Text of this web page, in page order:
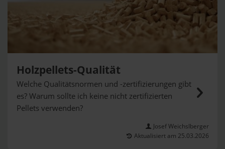
Holzpellets-Qualität
Welche Qualitätsnormen und -zertifizierungen gibt
es? Warum sollte ich keine nicht zertifizierten
Pellets verwenden?
Josef Weichslberger
Aktualisiert am 25.03.2026